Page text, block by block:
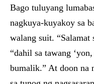
Bago tuluyang
nagkuya-kuyakoy sa
walang suit.
“dahil sa tawang
bumalik.” At doon na